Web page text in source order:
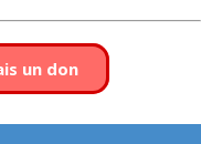
un don